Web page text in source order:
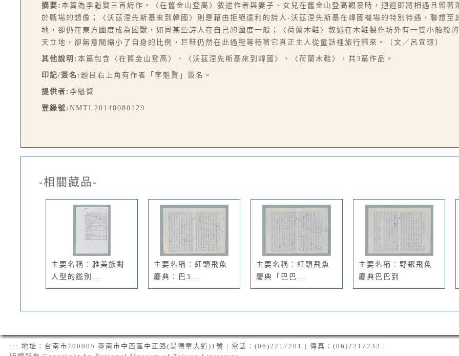
摘要: 本篇為李魁賢三首詩作。〈在舊金山登高〉敘述作者與妻子、女兒在舊金山登高觀景時，迴避即將相遇且留
於戰場的想像；〈沃茲涅先斯基來到韓國〉則是藉由拒絕達利的詩人-沃茲涅先斯基在韓國機場的特別待遇，聯想
地，卻仍在東方國度成為困獸，如同某些詩人在自己的國度一般；〈荷蘭木鞋〉敘述在木鞋製作坊外有一雙小船般
天立地，卻無意間縮小了自身的比例，巨鞋仍然在此過程等待著它真正主人從童話裡旅行歸來。（文／呂宜璟）
其他說明: 本篇包含〈在舊金山登高〉、〈沃茲涅先斯基來到韓國〉、〈荷蘭木鞋〉，共3篇作品。
印記/簽名: 題目右上角有作者「李魁賢」簽名。
提供者: 李魁賢
登錄號: NMTL20140080129
-相關藏品-
主要名稱：雅美族對
人型的鑑別...
主要名稱：紅頭飛魚
慶典：巴3...
主要名稱：紅頭飛魚
慶典「巴巴...
主要名稱：野銀飛魚
慶典巴巴到
::: 地址：台南市700005 臺南市中西區中正路(湯德章大道)1號 | 電話：(06)2217201 | 傳真：(06)2217232 |